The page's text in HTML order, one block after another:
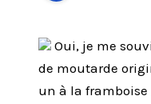
Oui, je me
de moutarde
un à la